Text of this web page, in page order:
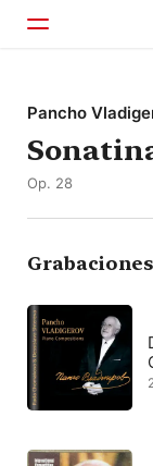
Inicio
Explorar
Pancho
Op. 28